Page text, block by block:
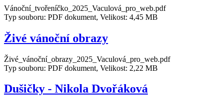
Vánoční_tvořeníčko_2025_Vaculová_pro_web.pdf
Typ souboru: PDF dokument, Velikost: 4,45 MB
Živé vánoční obrazy
Živé_vánoční_obrazy_2025_Vaculová_pro_web.pdf
Typ souboru: PDF dokument, Velikost: 2,22 MB
Dušičky - Nikola Dvořáková